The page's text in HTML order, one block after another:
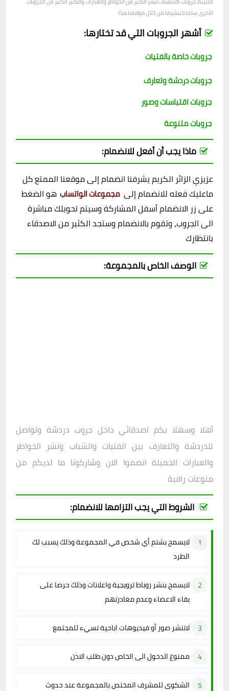
الاخرى ساعدنا بنشرها من خلال موقعنا هذا
أشهر الجروبات التي قد تختارها:
جروبات خاصة بالفتيات
جروبات دردشة وتعارف
جروبات اقتباسات وصور
جروبات متنوعة
ماذا يجب أن أفعل للانضمام:
عزيزي الزائر الكريم يشرفنا انضمام إلى موقعنا الممتع كل
ماعليك فعله للانضمام إلى مجموعات الواتساب هو الضغط
على زر الانضمام أسفل المشاركة وسيتم تحويلك مباشرة
الى الجروب، وتقوم بالانضمام وستجد الكثير من الاصدقاء
بانتظارك
الوصف الخاص بالمجموعة:
أهلا وسهلا بكم اصدقائي داخل جروب دردشة وتواصل
للدردشة والتعارف بين الفتيات والشباب ونشر الخواطر
والعبارات الجميلة انضموا الان وشاركونا ما لديكم من
منوعات راقية
الشروط التي يجب التزامها للانضمام:
لايسمح بشتم أي شخص في المجموعة وذلك يسبب لك
الطرد
لايسمح بنشر روباط ترويجية واعلانات وذلك حرصا على
بقاء الاعضاء وعدم مغادرتهم
لاتنشر صور أو فيديوهات اباحية تسيء للمجتمع
ممنوع الدخول الى الخاص دون طلب الاذن
الشكوى للمشرف المختص بالمجموعة عند حدوث